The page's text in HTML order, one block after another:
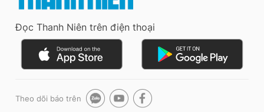
Đọc Thanh Niên trên điện thoại
Theo dõi báo trên